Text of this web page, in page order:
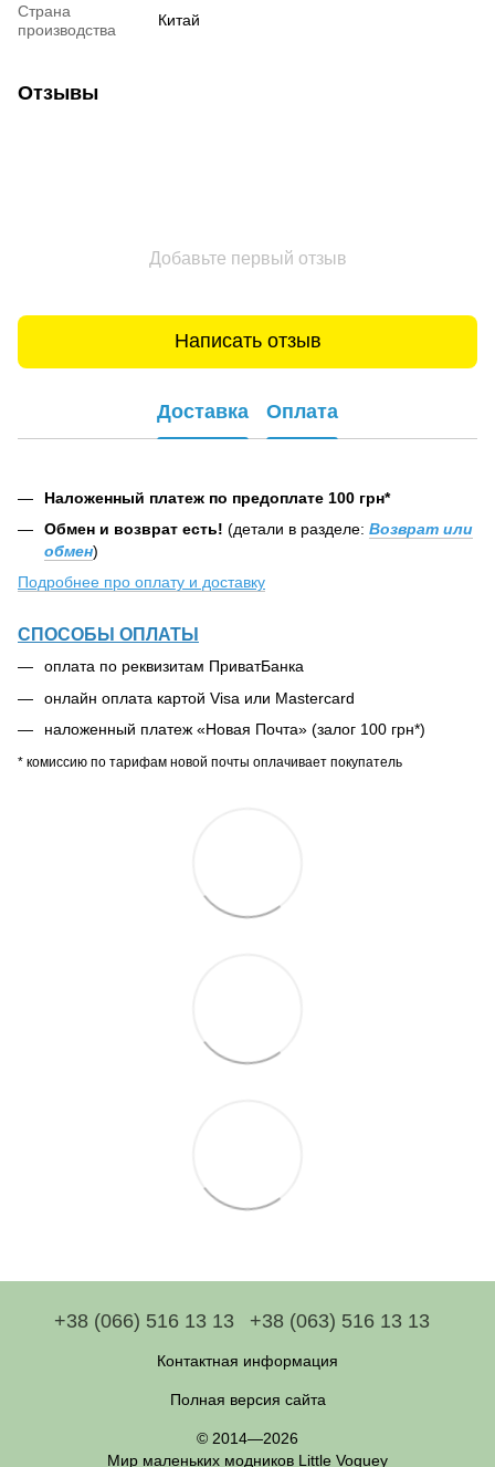
Страна
производства
Китай
Отзывы
Добавьте первый отзыв
Написать отзыв
Доставка Оплата
Наложенный платеж по предоплате 100 грн*
Обмен и возврат есть! (детали в разделе: Возврат или
обмен)
Подробнее про оплату и доставку
СПОСОБЫ ОПЛАТЫ
оплата по реквизитам ПриватБанка
онлайн оплата картой Visa или Mastercard
наложенный платеж «Новая Почта» (залог 100 грн*)
* комиссию по тарифам новой почты оплачивает покупатель
+38 (066) 516 13 13 +38 (063) 516 13 13
Контактная информация
Полная версия сайта
© 2014—2026
Мир маленьких модников Little Voguey